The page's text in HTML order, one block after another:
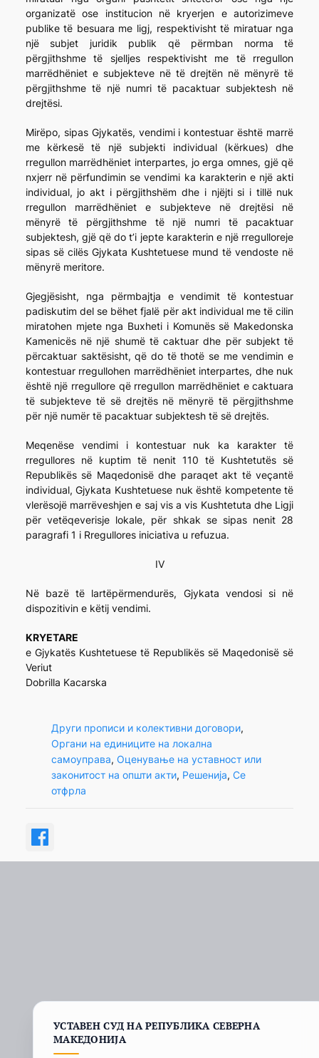
organizatë ose institucion në kryerjen e autorizimeve
publike të besuara me ligj, respektivisht të miratuar nga
një subjet juridik publik që përmban norma të
përgjithshme të sjelljes respektivisht me të rregullon
marrëdhëniet e subjekteve në të drejtën në mënyrë të
përgjithshme të një numri të pacaktuar subjektesh në
drejtësi.
Mirëpo, sipas Gjykatës, vendimi i kontestuar është marrë
me kërkesë të një subjekti individual (kërkues) dhe
rregullon marrëdhëniet interpartes, jo erga omnes, gjë që
nxjerr në përfundimin se vendimi ka karakterin e një akti
individual, jo akt i përgjithshëm dhe i njëjti si i tillë nuk
rregullon marrëdhëniet e subjekteve në drejtësi në
mënyrë të përgjithshme të një numri të pacaktuar
subjektesh, gjë që do t’i jepte karakterin e një rregulloreje
sipas së cilës Gjykata Kushtetuese mund të vendoste në
mënyrë meritore.
Gjegjësisht, nga përmbajtja e vendimit të kontestuar
padiskutim del se bëhet fjalë për akt individual me të cilin
miratohen mjete nga Buxheti i Komunës së Makedonska
Kamenicës në një shumë të caktuar dhe për subjekt të
përcaktuar saktësisht, që do të thotë se me vendimin e
kontestuar rregullohen marrëdhëniet interpartes, dhe nuk
është një rregullore që rregullon marrëdhëniet e caktuara
të subjekteve të së drejtës në mënyrë të përgjithshme
për një numër të pacaktuar subjektesh të së drejtës.
Meqenëse vendimi i kontestuar nuk ka karakter të
rregullores në kuptim të nenit 110 të Kushtetutës së
Republikës së Maqedonisë dhe paraqet akt të veçantë
individual, Gjykata Kushtetuese nuk është kompetente të
vlerësojë marrëveshjen e saj vis a vis Kushtetuta dhe Ligji
për vetëqeverisje lokale, për shkak se sipas nenit 28
paragrafi 1 i Rregullores iniciativa u refuzua.
IV
Në bazë të lartëpërmendurës, Gjykata vendosi si në
dispozitivin e këtij vendimi.
KRYETARE
e Gjykatës Kushtetuese të Republikës së Maqedonisë së
Veriut
Dobrilla Kacarska
Други прописи и колективни договори
Органи на единиците на локална
самоуправа, Оценување на уставност или
законитост на општи акти, Решенија, Се
отфрла
УСТАВЕН СУД НА РЕПУБЛИКА СЕВЕРНА
МАКЕДОНИЈА